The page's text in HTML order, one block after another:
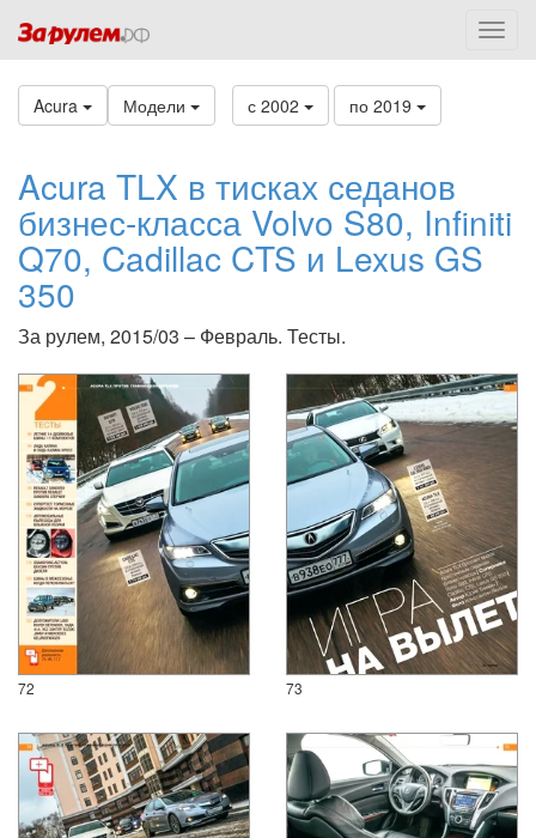
Acura Модели с 2002 по 2019
Acura TLX в тисках седанов
бизнес-класса Volvo S80, Infiniti
Q70, Cadillac CTS и Lexus GS
350
За рулем, 2015/03 – Февраль. Тесты.
72 73